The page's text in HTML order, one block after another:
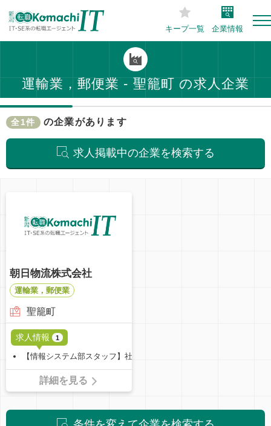
キープ一覧 企業情報
運輸業，郵便業 - 聖籠町 の求人企業
全1件 の企業があります
求人掲載中の企業を検索する
朝日物流株式会社
運輸業，郵便業
聖籠町
求人情報 1
【情報システム部スタッフ】社内ＳＥ・プログラマー
詳細を見る